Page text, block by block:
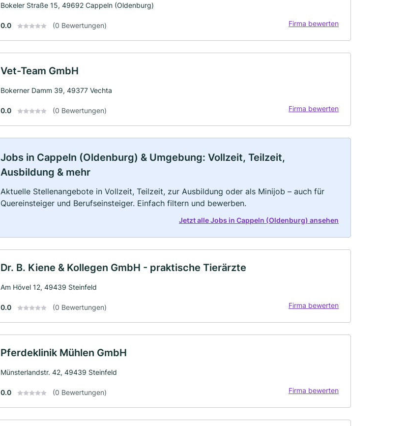
Bokeler Straße 15, 49692 Cappeln (Oldenburg)
0.0 (0 Bewertungen) Firma bewerten
Vet-Team GmbH
Bokerner Damm 39, 49377 Vechta
0.0 (0 Bewertungen) Firma bewerten
Jobs in Cappeln (Oldenburg) & Umgebung: Vollzeit, Teilzeit,
Ausbildung & mehr
Aktuelle Stellenangebote in Vollzeit, Teilzeit, zur Ausbildung oder als Minijob – auch für
Quereinsteiger und Berufseinsteiger. Einfach filtern und bewerben.
Jetzt alle Jobs in Cappeln (Oldenburg) ansehen
Dr. B. Kiene & Kollegen GmbH - praktische Tierärzte
Am Hövel 12, 49439 Steinfeld
0.0 (0 Bewertungen) Firma bewerten
Pferdeklinik Mühlen GmbH
Münsterlandstr. 42, 49439 Steinfeld
0.0 (0 Bewertungen) Firma bewerten